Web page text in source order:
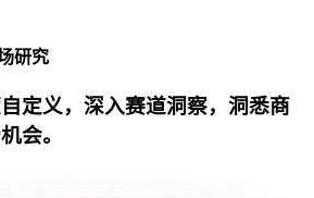
研究
定义，深入赛道洞察，洞悉商
会。